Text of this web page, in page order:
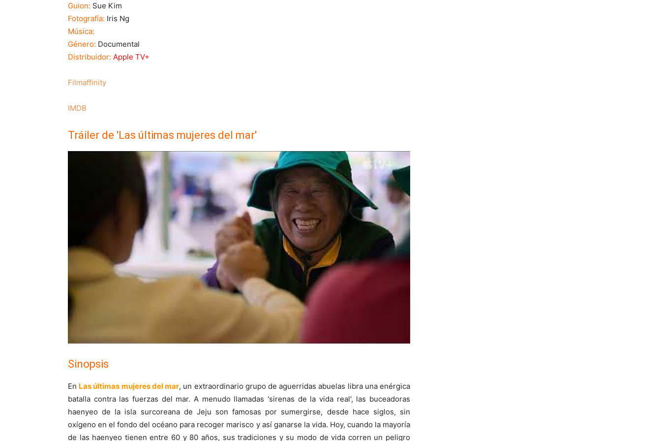
Guion: Sue Kim
Fotografía: Iris Ng
Música:
Género: Documental
Distribuidor: Apple TV+
Filmaffinity
IMDB
Tráiler de 'Las últimas mujeres del mar'
Sinopsis
En Las últimas mujeres del mar, un extraordinario grupo de aguerridas abuelas libra una enérgica
batalla contra las fuerzas del mar. A menudo llamadas 'sirenas de la vida real', las buceadoras
haenyeo de la isla surcoreana de Jeju son famosas por sumergirse, desde hace siglos, sin
oxígeno en el fondo del océano para recoger marisco y así ganarse la vida. Hoy, cuando la mayoría
de las haenyeo tienen entre 60 y 80 años, sus tradiciones y su modo de vida corren un peligro